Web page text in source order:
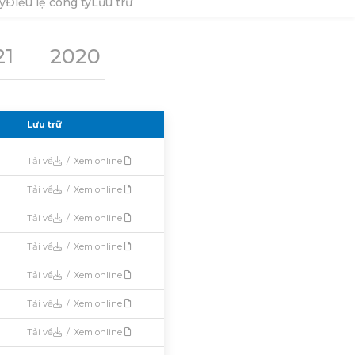
2020
Lưu trữ
Tải về / Xem online
Tải về / Xem online
Tải về / Xem online
Tải về / Xem online
Tải về / Xem online
Tải về / Xem online
Tải về / Xem online